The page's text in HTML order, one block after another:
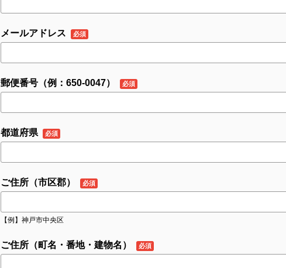
メールアドレス
郵便番号（例：650-0047）
都道府県
ご住所（市区郡）
【例】神戸市中央区
ご住所（町名・番地・建物名）